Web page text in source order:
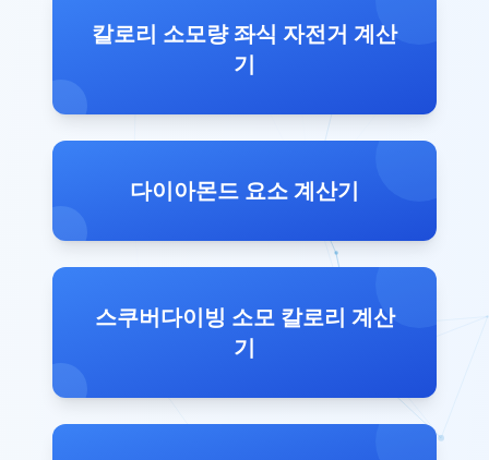
칼로리 소모량 좌식 자전거 계산
기
다이아몬드 요소 계산기
스쿠버다이빙 소모 칼로리 계산
기